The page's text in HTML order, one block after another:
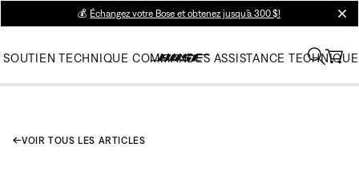
💰 Échangez votre Bose et obtenez jusqu’à 300 $!
SOUTIEN TECHNIQUE COMMANDES ASSISTANCE TECHNIQUE
VOIR TOUS LES ARTICLES